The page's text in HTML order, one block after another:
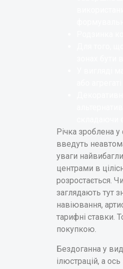
Річка зроблена
введуть
уваги
центрами в
розростається.
заглядають тут
навіювання,
тарифні ставки.
покупкою.
Бездоганна у
ілюстрацій, а